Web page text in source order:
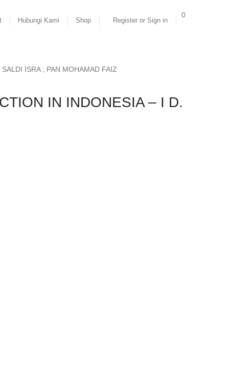
Hubungi Kami Shop Register or Sign in
0
ISRA ; PAN MOHAMAD FAIZ
IN INDONESIA – I D.